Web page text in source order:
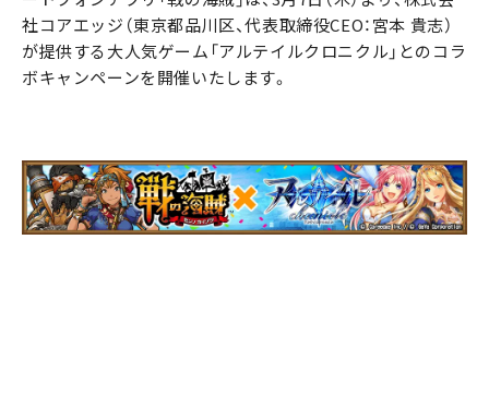
社コアエッジ（東京都品川区、代表取締役CEO：宮本 貴志）
が提供する大人気ゲーム「アルテイルクロニクル」とのコラ
ボキャンペーンを開催いたします。